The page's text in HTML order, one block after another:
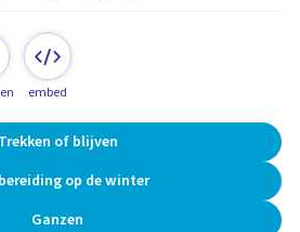
embed
Trekken of blijven
op de winter
Ganzen